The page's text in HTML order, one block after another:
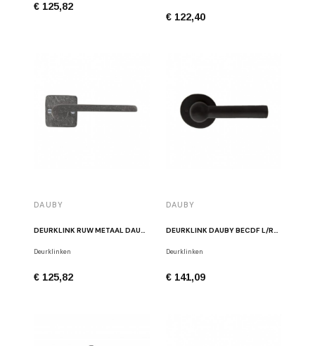
€ 125,82
€ 122,40
DAUBY
Deurklinken
€ 125,82
DAUBY
Deurklinken
€ 141,09